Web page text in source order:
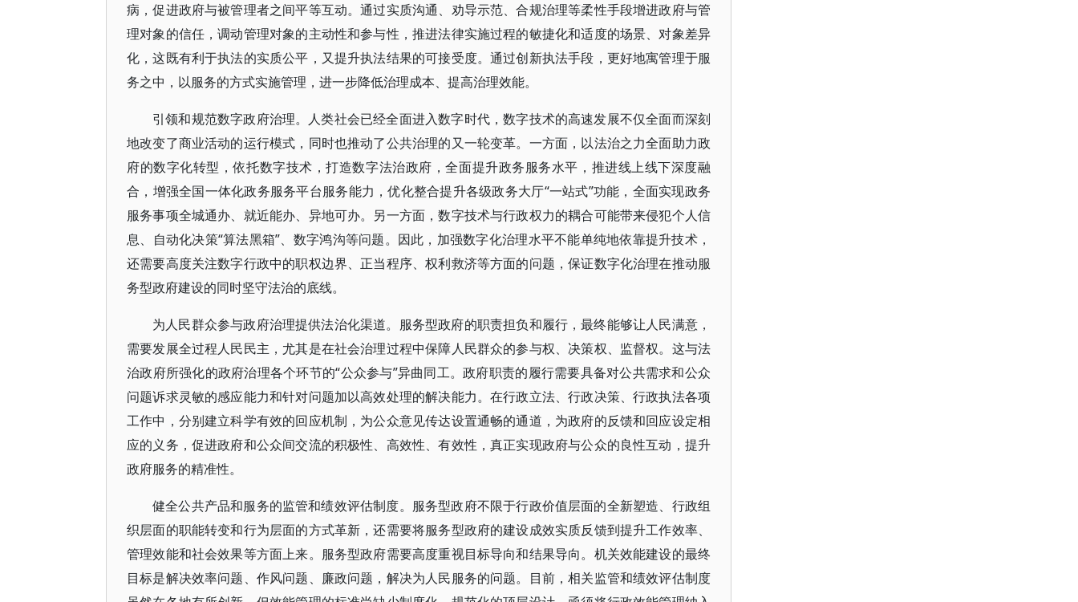
病，促进政府与被管理者之间平等互动。通过实质沟通、劝导示范、合规治理等柔性手段增进政府与管
理对象的信任，调动管理对象的主动性和参与性，推进法律实施过程的敏捷化和适度的场景、对象差异
化，这既有利于执法的实质公平，又提升执法结果的可接受度。通过创新执法手段，更好地寓管理于服
务之中，以服务的方式实施管理，进一步降低治理成本、提高治理效能。
引领和规范数字政府治理。人类社会已经全面进入数字时代，数字技术的高速发展不仅全面而深刻
地改变了商业活动的运行模式，同时也推动了公共治理的又一轮变革。一方面，以法治之力全面助力政
府的数字化转型，依托数字技术，打造数字法治政府，全面提升政务服务水平，推进线上线下深度融
合，增强全国一体化政务服务平台服务能力，优化整合提升各级政务大厅“一站式”功能，全面实现政务
服务事项全城通办、就近能办、异地可办。另一方面，数字技术与行政权力的耦合可能带来侵犯个人信
息、自动化决策“算法黑箱”、数字鸿沟等问题。因此，加强数字化治理水平不能单纯地依靠提升技术，
还需要高度关注数字行政中的职权边界、正当程序、权利救济等方面的问题，保证数字化治理在推动服
务型政府建设的同时坚守法治的底线。
为人民群众参与政府治理提供法治化渠道。服务型政府的职责担负和履行，最终能够让人民满意，
需要发展全过程人民民主，尤其是在社会治理过程中保障人民群众的参与权、决策权、监督权。这与法
治政府所强化的政府治理各个环节的“公众参与”异曲同工。政府职责的履行需要具备对公共需求和公众
问题诉求灵敏的感应能力和针对问题加以高效处理的解决能力。在行政立法、行政决策、行政执法各项
工作中，分别建立科学有效的回应机制，为公众意见传达设置通畅的通道，为政府的反馈和回应设定相
应的义务，促进政府和公众间交流的积极性、高效性、有效性，真正实现政府与公众的良性互动，提升
政府服务的精准性。
健全公共产品和服务的监管和绩效评估制度。服务型政府不限于行政价值层面的全新塑造、行政组
织层面的职能转变和行为层面的方式革新，还需要将服务型政府的建设成效实质反馈到提升工作效率、
管理效能和社会效果等方面上来。服务型政府需要高度重视目标导向和结果导向。机关效能建设的最终
目标是解决效率问题、作风问题、廉政问题，解决为人民服务的问题。目前，相关监管和绩效评估制度